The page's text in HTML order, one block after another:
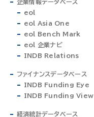
企業情報データベース
eol
eol Asia One
eol Bench Mark
eol 企業ナビ
INDB Relations
ファイナンスデータベース
INDB Funding Eye
INDB Funding View
経済統計データベース